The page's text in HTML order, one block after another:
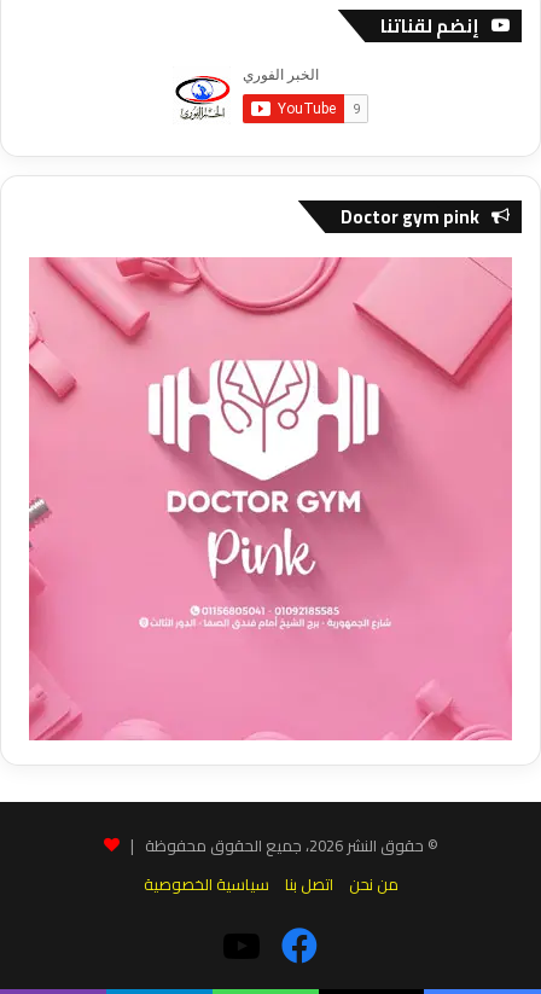
إنضم لقناتنا
Doctor gym pink
© حقوق النشر 2026، جميع الحقوق محفوظة |
من نحن
اتصل بنا سياسية الخصوصية
فيسبوك